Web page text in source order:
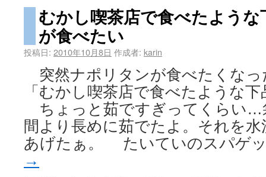
むかし喫茶店で食べたよう
が食べたい
投稿日: 2010年10月8日 作成者: karin
突然ナポリタンが食べたくな
「むかし喫茶店で食べたような
ちょっと茹ですぎってくらい…
間より長めに茹でたよ。それを
あげたぁ。 たいていのスパゲ
→